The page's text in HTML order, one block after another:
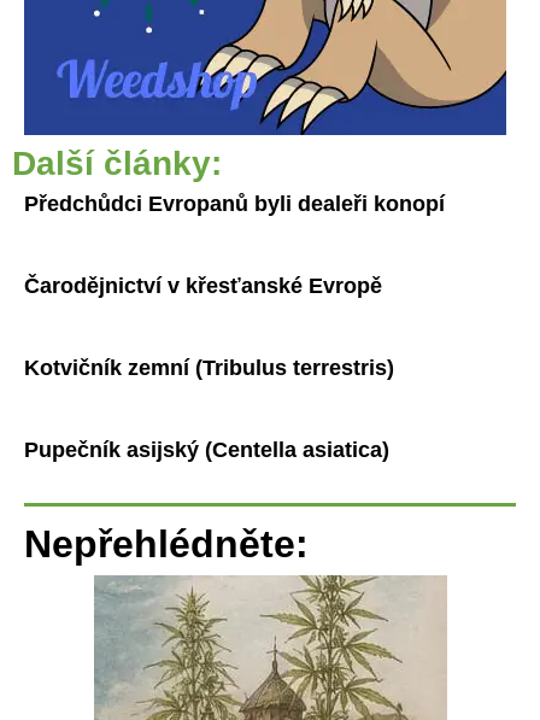
Další články:
Předchůdci Evropanů byli dealeři konopí
Čarodějnictví v křesťanské Evropě
Kotvičník zemní (Tribulus terrestris)
Pupečník asijský (Centella asiatica)
Nepřehlédněte: